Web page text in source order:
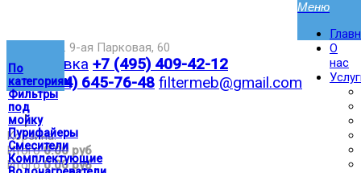
По
категориям
Фильтры
под
мойку
Пурифайеры
Смесители
Комплектующие
Москва,ул. 9-ая Парковая, 60
Доставка +7 (495) 409-42-12
+7 (964) 645-76-48 filtermeb@gmail.com
|
Корзина:
Итого0.00 руб
Итого0.00 руб
О
нас